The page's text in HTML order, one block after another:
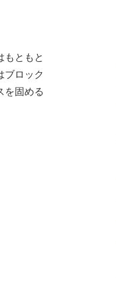
ともと
ブロック
を固める